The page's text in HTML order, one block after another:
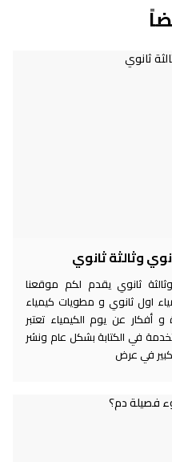
وثالثة ثانوي
ثانوي يقدم لكم موقعنا
اول ثانوي و مطويات كيمياء
أفكار عن يوم الكيمياء تعتبر
في الكتابة بشكل عام ونشر
في عرض